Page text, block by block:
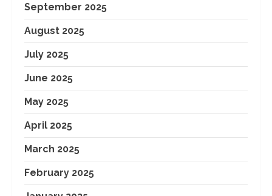
September 2025
August 2025
July 2025
June 2025
May 2025
April 2025
March 2025
February 2025